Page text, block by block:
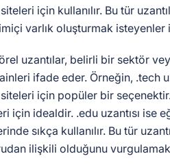
için kullanılır. Bu tür
varlık oluşturmak
uzantılar, belirli bir sektör
ifade eder. Örneğin, .tech
için popüler bir
için idealdir. .edu uzantısı ise
sıkça kullanılır. Bu tür
ilişkili olduğunu